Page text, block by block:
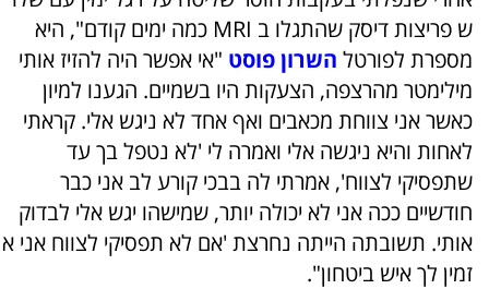
ש פריצות דיסק שהתגלו ב MRI​ ​כמה ימים קודם", היא
מספרת לפורטל השרון פוסט "אי אפשר היה להזיז אותי
מילימטר מהרצפה​,​ הצעקות היו בשמיים.​ הגענו למיון
כאשר אני צווחת מכאבים ואף אחד לא ניגש אלי​. קראתי
לאחות והיא ניגשה אלי ואמרה לי​ 'לא נטפל בך עד
שתפסיקי לצווח​', אמרתי לה בבכי קורע לב אני כבר
חודשיים ככה אני לא יכולה יותר​,​ שמ​י​שהו יגש אלי לבדוק
אותי​. ​תשובתה הייתה נחרצת ​'​אם לא תפסיקי לצווח אני ​א​
זמין לך איש ביטחון​". ​